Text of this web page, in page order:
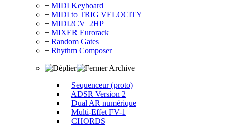
+ MIDI Keyboard
+ MIDI to TRIG VELOCITY
+ MIDI2CV_2HP
+ MIXER Eurorack
+ Random Gates
+ Rhythm Composer
Archive
+ Sequenceur (proto)
+ ADSR Version 2
+ Dual AR numérique
+ Multi-Effet FV-1
+ CHORDS